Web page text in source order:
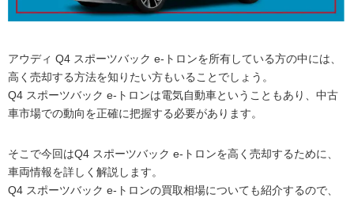
アウディ Q4 スポーツバック e-トロンを所有している方の中には、
高く売却する方法を知りたい方もいることでしょう。
Q4 スポーツバック e-トロンは電気自動車ということもあり、中古
車市場での動向を正確に把握する必要があります。
そこで今回はQ4 スポーツバック e-トロンを高く売却するために、
車両情報を詳しく解説します。
Q4 スポーツバック e-トロンの買取相場についても紹介するので、